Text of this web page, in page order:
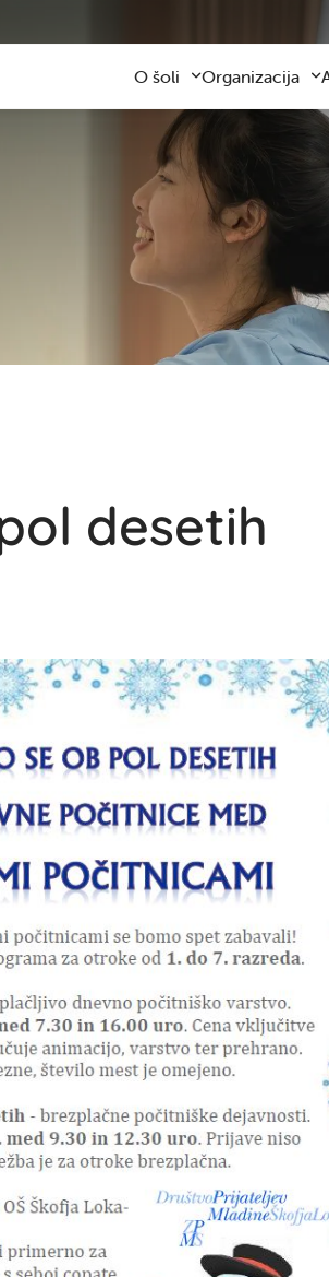
desetih
O šoli
Predstavitev šole
Kontaktni podatki
Zaposleni
Organizacija dela
Varna šolska pot
Knjižnica
Katalog informacij javnega
Koristne informacije
Oddaja prostorov
Zobna ambulanta
Tekmovanja
Organizacija
Obvezni program
Razširjeni program
Sodelovanje s
Šolski prevozi
Šolska prehrana
Plačilo storitev
Svetovalna služba
Šolski sklad